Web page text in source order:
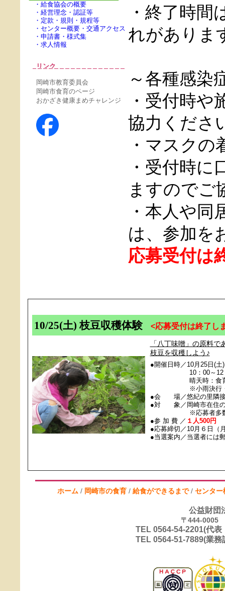
・給食協会の概要
・経営理念・認証等
・定款・規則・規程等
・センター概要・交通アクセス
・申請書・様式集
・求人情報
リンク
岡崎市教育委員会
岡崎市食育のページ
おかざき健康まめチャレンジ
・終了時間
れがありま
～各種感染
・受付時や
協力くださ
・マスクの
・受付時に
ますのでご
・本人や同
は、参加を
応募受付は
10/25(土) 枝豆収穫体験 <応募受付は終了し
「八丁味噌」の原料
枝豆を収穫しよう♪
●開催日時／10月25日(土)
10：00～12：
晴天時：食育教室
※小雨決行・荒
●会 場／悠紀の里隣接
●対 象／岡崎市在住の
※応募者多数の
●参 加 費 ／ １人500円
●応募締切／10月６日（
●当選案内／当選者には
ホーム / 岡崎市の食育/ 給食ができるまで/ センター
公益財団
〒444-0005
TEL 0564-54-2201(代
TEL 0564-51-7889(